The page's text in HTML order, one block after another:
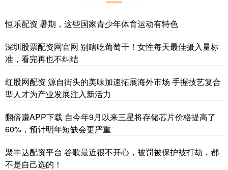
恒乐配资 暑期，这些国家青少年体育运动有特色
深圳股票配资网官网 别瞎吃葡萄干！女性每天最佳摄入量标
准，看完再也不纠结
红股网配资 源自街头的美味加速拓展海外市场 手握技艺复合
型人才为产业发展注入新活力
翻倍赚APP下载 自今年9月以来三星将存储芯片价格提高了
60%，预计明年短缺会更严重
聚丰达配资平台 谷歌最近很不开心，被罚被保护被打劫，都
不是自己选的！